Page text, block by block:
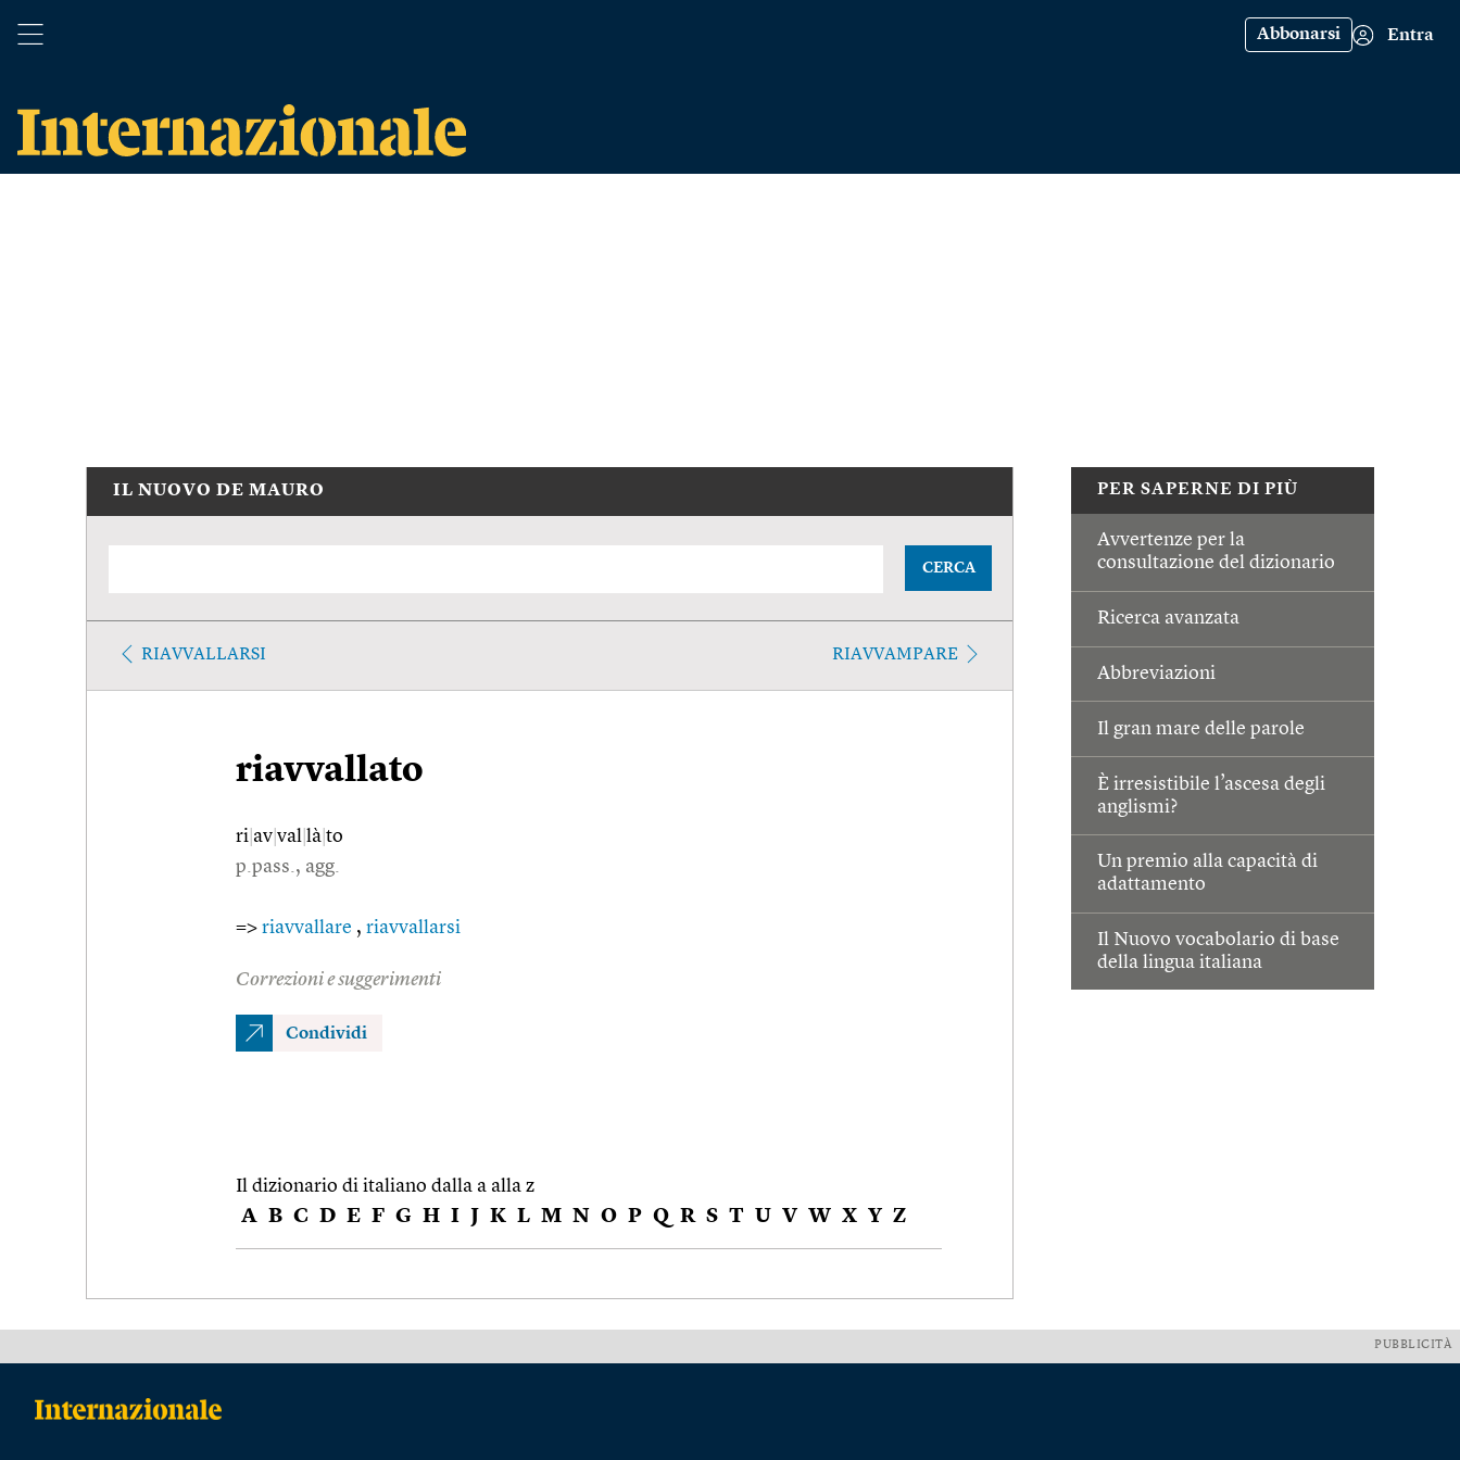
Abbonarsi Entra
PER SAPERNE DI PIÙ
Avvertenze per la
consultazione del dizionario
Ricerca avanzata
Abbreviazioni
Il gran mare delle parole
È irresistibile l’ascesa degli
anglismi?
Un premio alla capacità di
adattamento
Il Nuovo vocabolario di base
della lingua italiana
IL NUOVO DE MAURO
CERCA
RIAVVALLARSI RIAVVAMPARE
riavvallato
ri av val là to
p.pass., agg.
=> riavvallare , riavvallarsi
Correzioni e suggerimenti
Condividi
Il dizionario di italiano dalla a alla z
A B C D E F G H I J K L M N O P Q R S T U V W X Y Z
PUBBLICITÀ